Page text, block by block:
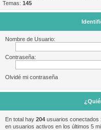
Temas: 145
Nombre de Usuario:
Contraseña:
Olvidé mi contraseña
En total hay 204 usuarios conectados
en usuarios activos en los últimos 5